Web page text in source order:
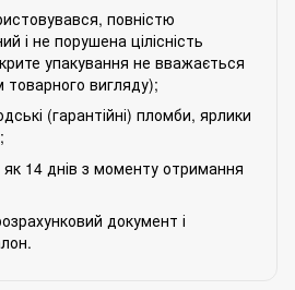
повністю
і не порушена цілісність
упакування не вважається
вигляду);
(гарантійні) пломби, ярлики
14 днів з моменту отримання
документ і